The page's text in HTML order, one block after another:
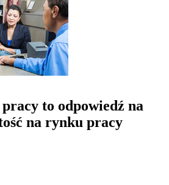
to odpowiedź na
na rynku pracy